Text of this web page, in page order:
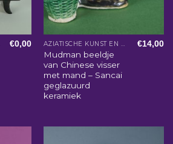
€0,00 AZIATISCHE KUNST EN WOONACCESSOIRES
Mudman beeldje
van Chinese visser
met mand – Sancai
geglazuurd
keramiek
€14,00